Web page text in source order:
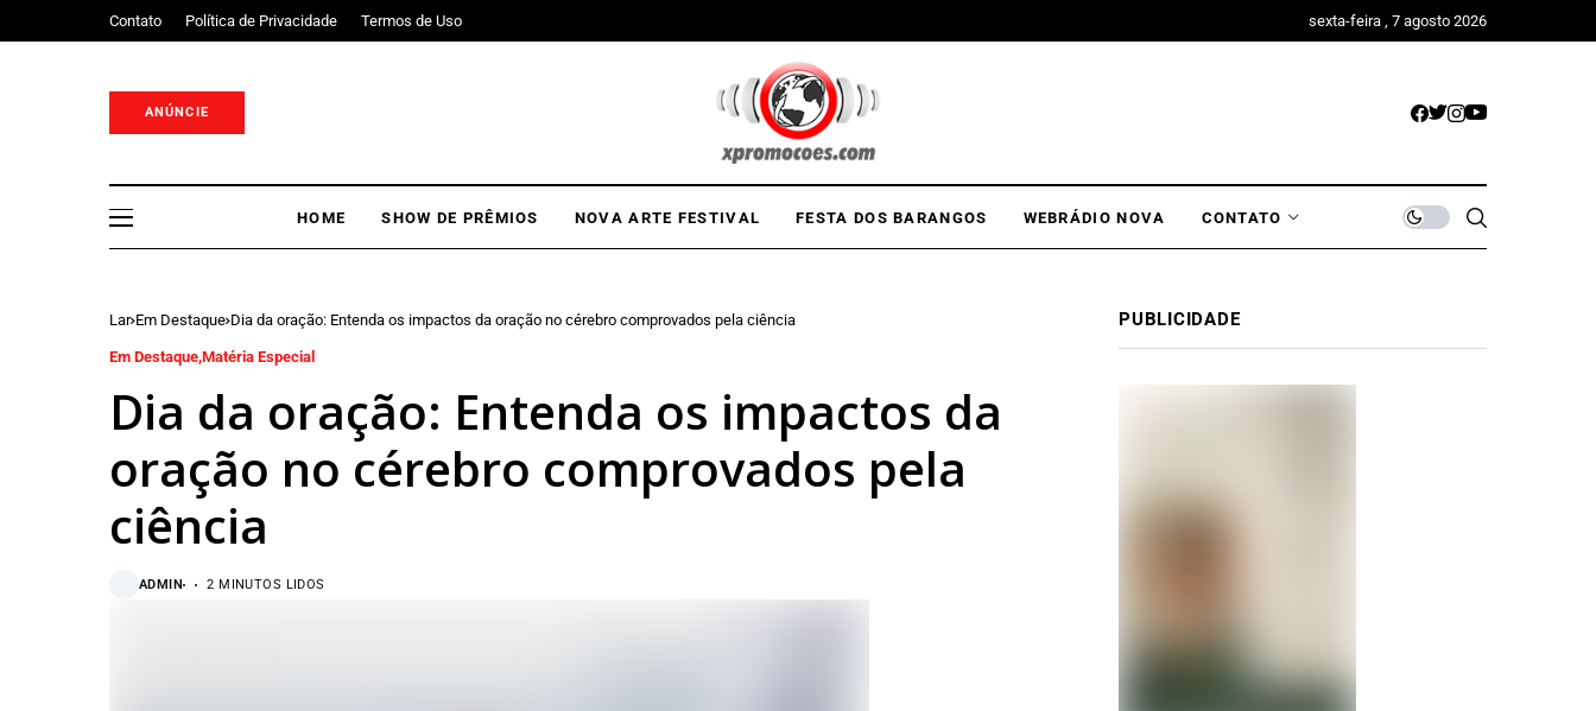
Contato Política de Privacidade Termos de Uso sexta-feira , 7 agosto 2026
ANÚNCIE
HOME SHOW DE PRÊMIOS NOVA ARTE FESTIVAL FESTA DOS BARANGOS WEBRÁDIO NOVA CONTATO
Lar Em Destaque Dia da oração: Entenda os impactos da oração no cérebro comprovados pela ciência
Em Destaque Matéria Especial
Dia da oração: Entenda os impactos da
oração no cérebro comprovados pela
ciência
ADMIN 2 MINUTOS LIDOS
PUBLICIDADE